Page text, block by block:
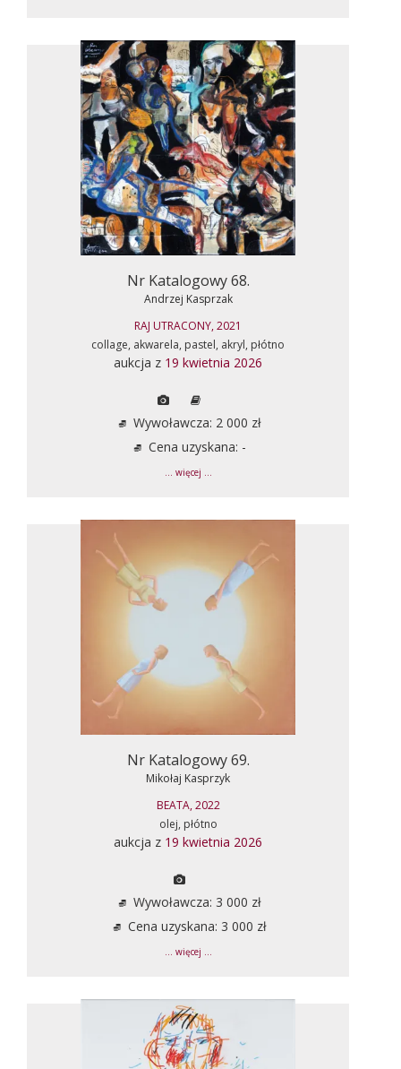
Nr Katalogowy 68.
Andrzej Kasprzak
RAJ UTRACONY, 2021
collage, akwarela, pastel, akryl, płótno
aukcja z 19 kwietnia 2026
Wywoławcza: 2 000 zł
Cena uzyskana: -
... więcej ...
Nr Katalogowy 69.
Mikołaj Kasprzyk
BEATA, 2022
olej, płótno
aukcja z 19 kwietnia 2026
Wywoławcza: 3 000 zł
Cena uzyskana: 3 000 zł
... więcej ...